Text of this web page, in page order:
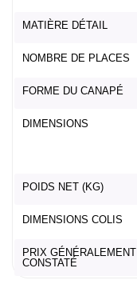
MATIÈRE DÉTAIL
NOMBRE DE PLACES
FORME DU CANAPÉ
DIMENSIONS
POIDS NET (KG)
DIMENSIONS COLIS
PRIX GÉNÉRALEMENT
CONSTATÉ